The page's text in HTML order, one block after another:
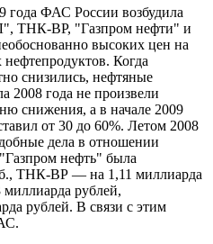
года ФАС России возбудила
ТНК-BP, "Газпром нефти" и
высоких цен на
Когда
снизились, нефтяные
2008 года не произвели
снижения, а в начале 2009
от 30 до 60%. Летом 2008
дела в отношении
нефть" была
ТНК-ВР — на 1,11 миллиарда
рублей,
рублей. В связи с этим